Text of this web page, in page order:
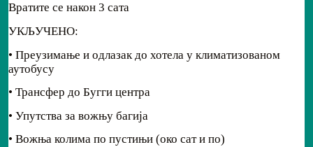
Вратите се након 3 сата
УКЉУЧЕНО:
• Преузимање и одлазак до хотела у климатизованом
аутобусу
• Трансфер до Бугги центра
• Упутства за вожњу багија
• Вожња колима по пустињи (око сат и по)